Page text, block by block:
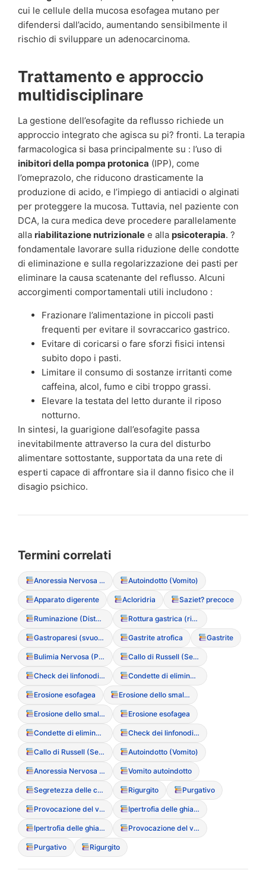
cui le cellule della mucosa esofagea mutano per
difendersi dall’acido, aumentando sensibilmente il
rischio di sviluppare un adenocarcinoma.
Trattamento e approccio
multidisciplinare
La gestione dell’esofagite da reflusso richiede un
approccio integrato che agisca su pi? fronti. La terapia
farmacologica si basa principalmente su : l’uso di
inibitori della pompa protonica (IPP), come
l’omeprazolo, che riducono drasticamente la
produzione di acido, e l’impiego di antiacidi o alginati
per proteggere la mucosa. Tuttavia, nel paziente con
DCA, la cura medica deve procedere parallelamente
alla riabilitazione nutrizionale e alla psicoterapia. ?
fondamentale lavorare sulla riduzione delle condotte
di eliminazione e sulla regolarizzazione dei pasti per
eliminare la causa scatenante del reflusso. Alcuni
accorgimenti comportamentali utili includono :
Frazionare l’alimentazione in piccoli pasti
frequenti per evitare il sovraccarico gastrico.
Evitare di coricarsi o fare sforzi fisici intensi
subito dopo i pasti.
Limitare il consumo di sostanze irritanti come
caffeina, alcol, fumo e cibi troppo grassi.
Elevare la testata del letto durante il riposo
notturno.
In sintesi, la guarigione dall’esofagite passa
inevitabilmente attraverso la cura del disturbo
alimentare sottostante, supportata da una rete di
esperti capace di affrontare sia il danno fisico che il
disagio psichico.
Termini correlati
Anoressia Nervosa (Restrittiva/Purgativa) Autoindotto (Vomito)
Apparato digerente Acloridria Saziet? precoce
Ruminazione (Disturbo da) Rottura gastrica (rischio clinico)
Gastroparesi (svuotamento gastrico ritardato) Gastrite atrofica Gastrite
Bulimia Nervosa (Purgativa/Non Purgativa) Callo di Russell (Segno di Russell)
Check dei linfonodi (per monitorare l’ingrossamento da vomito) Condette di eliminazione
Erosione esofagea Erosione dello smalto dentale
Erosione dello smalto dentale Erosione esofagea
Condette di eliminazione Check dei linfonodi (per monitorare l’ingrossamento da vomito)
Callo di Russell (Segno di Russell) Autoindotto (Vomito)
Anoressia Nervosa (Restrittiva/Purgativa) Vomito autoindotto
Segretezza delle condotte purgative Rigurgito Purgativo
Provocazione del vomito (Vomito autoindotto) Ipertrofia delle ghiandole parotidi
Ipertrofia delle ghiandole parotidi Provocazione del vomito (Vomito autoindotto)
Purgativo Rigurgito